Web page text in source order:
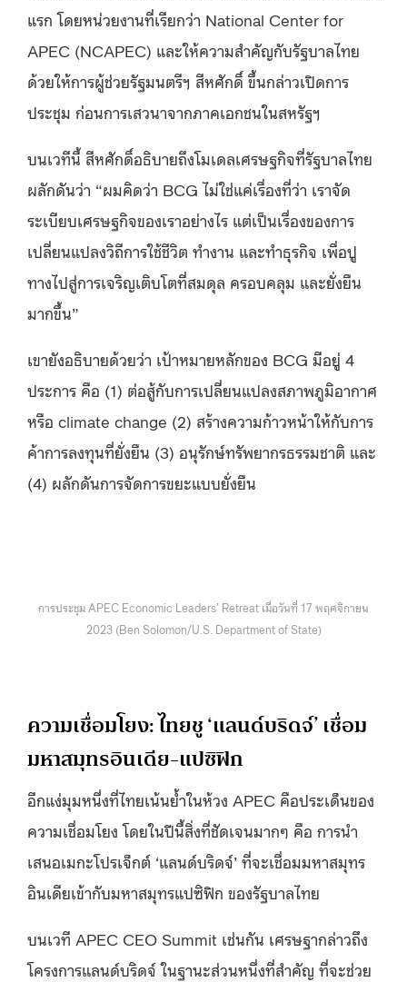
แรก โดยหน่วยงานที่เรียกว่า National Center for
APEC (NCAPEC) และให้ความสำคัญกับรัฐบาลไทย
ด้วยให้การผู้ช่วยรัฐมนตรีฯ สีหศักดิ์ ขึ้นกล่าวเปิดการ
ประชุม ก่อนการเสวนาจากภาคเอกชนในสหรัฐฯ
บนเวทีนี้ สีหศักดิ์อธิบายถึงโมเดลเศรษฐกิจที่รัฐบาลไทย
ผลักดันว่า “ผมคิดว่า BCG ไม่ใช่แค่เรื่องที่ว่า เราจัด
ระเบียบเศรษฐกิจของเราอย่างไร แต่เป็นเรื่องของการ
เปลี่ยนแปลงวิถีการใช้ชีวิต ทำงาน และทำธุรกิจ เพื่อปู
ทางไปสู่การเจริญเติบโตที่สมดุล ครอบคลุม และยั่งยืน
มากขึ้น”
เขายังอธิบายด้วยว่า เป้าหมายหลักของ BCG มีอยู่ 4
ประการ คือ (1) ต่อสู้กับการเปลี่ยนแปลงสภาพภูมิอากาศ
หรือ climate change (2) สร้างความก้าวหน้าให้กับการ
ค้าการลงทุนที่ยั่งยืน (3) อนุรักษ์ทรัพยากรธรรมชาติ และ
(4) ผลักดันการจัดการขยะแบบยั่งยืน
การประชุม APEC Economic Leaders’ Retreat เมื่อวันที่ 17 พฤศจิกายน
2023 (Ben Solomon/U.S. Department of State)
ความเชื่อมโยง: ไทยชู ‘แลนด์บริดจ์’ เชื่อม
มหาสมุทรอินเดีย-แปซิฟิก
อีกแง่มุมหนึ่งที่ไทยเน้นย้ำในห้วง APEC คือประเด็นของ
ความเชื่อมโยง โดยในปีนี้สิ่งที่ชัดเจนมากๆ คือ การนำ
เสนอเมกะโปรเจ็กต์ ‘แลนด์บริดจ์’ ที่จะเชื่อมมหาสมุทร
อินเดียเข้ากับมหาสมุทรแปซิฟิก ของรัฐบาลไทย
บนเวที APEC CEO Summit เช่นกัน เศรษฐากล่าวถึง
โครงการแลนด์บริดจ์ ในฐานะส่วนหนึ่งที่สำคัญ ที่จะช่วย